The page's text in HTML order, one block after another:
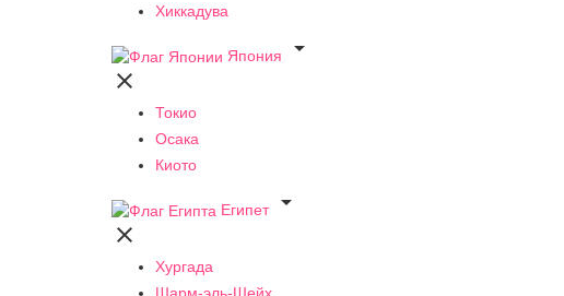
Хиккадува
Япония


Токио
Осака
Киото
Египет


Хургада